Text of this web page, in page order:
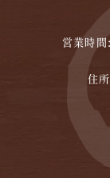
営業時
住